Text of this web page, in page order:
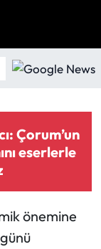
Çorum’un
eserlerle
önemine